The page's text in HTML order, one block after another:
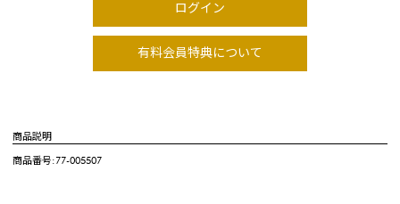
ログイン
有料会員特典について
商品説明
商品番号:77-005507